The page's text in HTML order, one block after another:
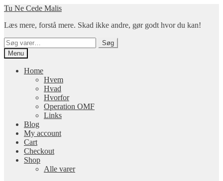
Spring
navigation
Spring
indhold
Tu Ne Cede Malis
Læs mere, forstå mere. Skad ikke andre, gør godt hvor du kan!
Søg
efter:
Søg
Menu
Home
Hvem
Hvad
Hvorfor
Operation OMF
Links
Blog
My account
Cart
Checkout
Shop
Alle varer